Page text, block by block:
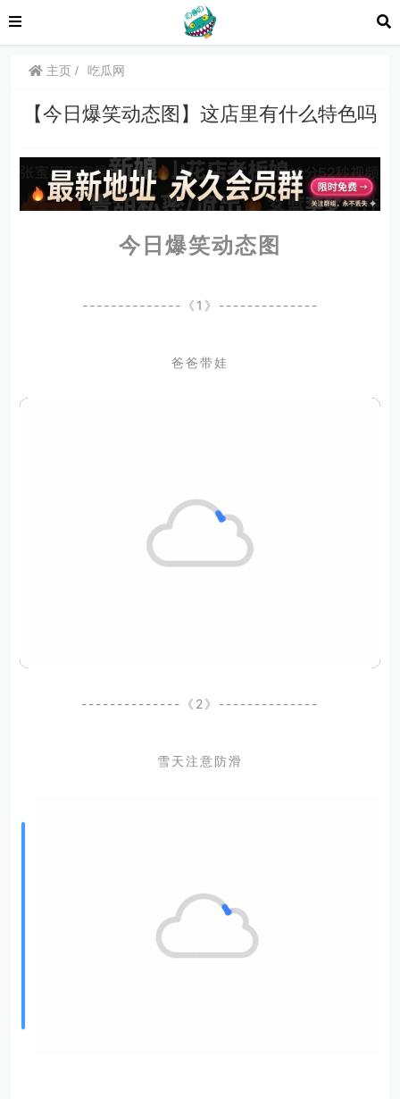
主页 吃瓜网
【今日爆笑动态图】这店里有什么特色吗
今日爆笑动态图
--------------《1》--------------
爸爸带娃
--------------《2》--------------
雪天注意防滑